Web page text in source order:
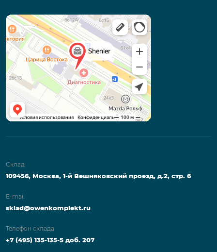
Склад
109456, Москва, 1-й Вешняковский проезд, д.2, стр. 6
E-mail
sklad@owenkomplekt.ru
Телефон склада
+7 (495) 135-135-5 доб. 207